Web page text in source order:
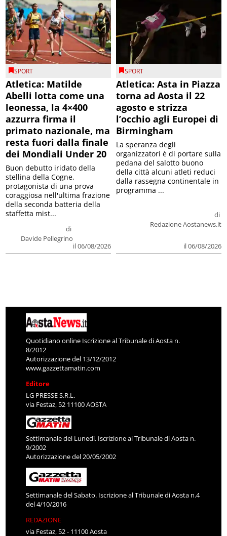
SPORT
Atletica: Matilde
Abelli lotta come una
leonessa, la 4×400
azzurra firma il
primato nazionale, ma
resta fuori dalla finale
dei Mondiali Under 20
di
Davide Pellegrino
il 06/08/2026
Buon debutto iridato della
stellina della Cogne,
protagonista di una prova
coraggiosa nell'ultima frazione
della seconda batteria della
staffetta mist...
SPORT
Atletica: Asta in Piazza
torna ad Aosta il 22
agosto e strizza
l’occhio agli Europei di
Birmingham
di
Redazione Aostanews.it
il 06/08/2026
La speranza degli
organizzatori è di portare sulla
pedana del salotto buono
della città alcuni atleti reduci
dalla rassegna continentale in
programma ...
Quotidiano online Iscrizione al Tribunale di Aosta n.
8/2012
Autorizzazione del 13/12/2012
www.gazzettamatin.com
Editore
LG PRESSE S.R.L.
via Festaz, 52 11100 AOSTA
Settimanale del Lunedì. Iscrizione al Tribunale di Aosta n.
9/2002
Autorizzazione del 20/05/2002
Settimanale del Sabato. Iscrizione al Tribunale di Aosta n.4
del 4/10/2016
REDAZIONE
via Festaz, 52 - 11100 Aosta